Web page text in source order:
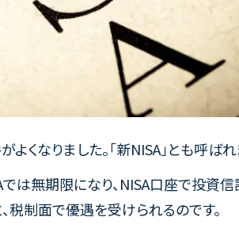
くなりました。「新NISA」とも呼ばれ
は無期限になり、NISA口座で投資
税制面で優遇を受けられるのです。